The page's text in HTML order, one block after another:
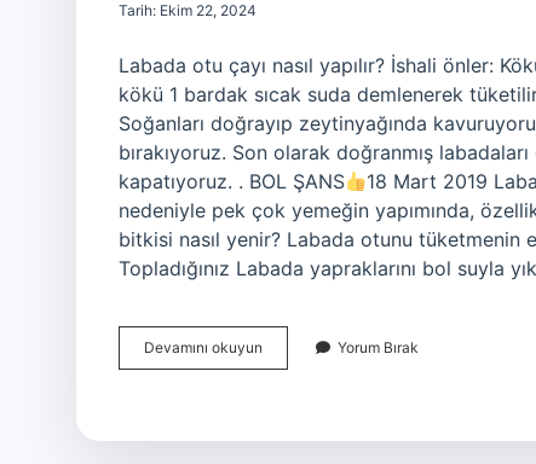
Tarih: Ekim 22, 2024
Labada otu çayı nasıl yapılır? İshali önler:
kökü 1 bardak sıcak suda demlenerek
Soğanları doğrayıp zeytinyağında
bırakıyoruz. Son olarak doğranmış
kapatıyoruz. . BOL ŞANS
18 Mart 2019
nedeniyle pek çok yemeğin yapımında,
bitkisi nasıl yenir? Labada otunu
Topladığınız Labada yapraklarını bol suyla
Devamını okuyun
Çayı
Yorum Bırak